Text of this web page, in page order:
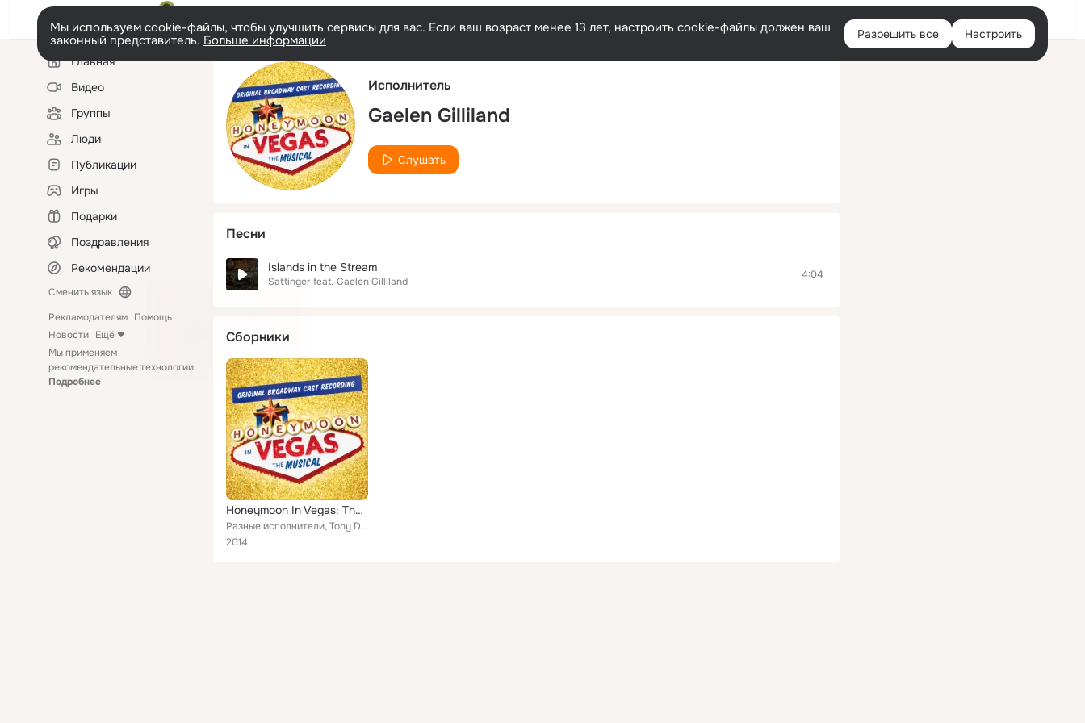
Русский Войти
Мы используем cookie-файлы, чтобы улучшить сервисы для вас. Если ваш возраст менее 13 лет, настроить cookie-файлы должен ваш
законный представитель. Больше информации Разрешить все Настроить
Левая
колонкаГлавная
Видео
Группы
Люди
Публикации
Игры
Подарки
Поздравления
Рекомендации
Сменить язык
Рекламодателям Помощь
Новости Ещё
Мы применяем
рекомендательные технологии
Подробнее
Исполнитель
Gaelen Gilliland
Слушать
Песни
Islands in the Stream
Sattinger feat. Gaelen Gilliland
4:04
Сборники
Honeymoon In Vegas: The Musical (Original Broadway Cast Recording)
Разные исполнители, Tony Danza, Raymond J. Lee, David Josefsberg, Honeymoon In Vegas Orchestra, Nancy Opel, Tracee Beazer, Brynn...
2014